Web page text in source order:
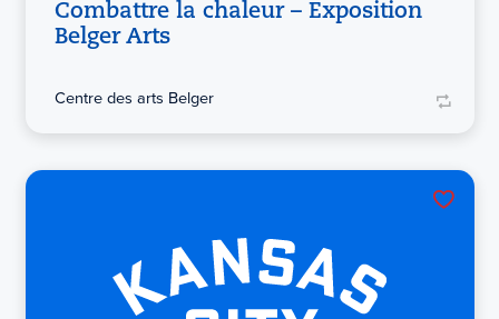
Combattre la chaleur – Exposition
Belger Arts
Centre des arts Belger